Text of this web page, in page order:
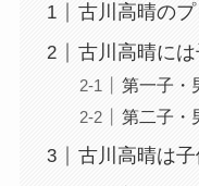
古川高晴の
古川高晴には
第一子・
第二子・
古川高晴は